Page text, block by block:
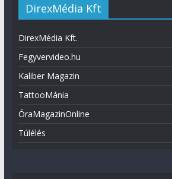
DirexMédia Kft
DirexMédia Kft.
Fegyvervideo.hu
Kaliber Magazin
TattooMánia
ÓraMagazinOnline
Túlélés